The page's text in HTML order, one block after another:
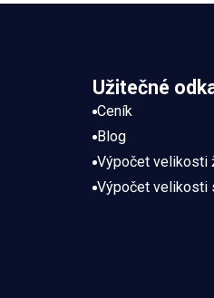
Užitečné
Ceník
Blog
Výpočet velikosti
Výpočet velikosti